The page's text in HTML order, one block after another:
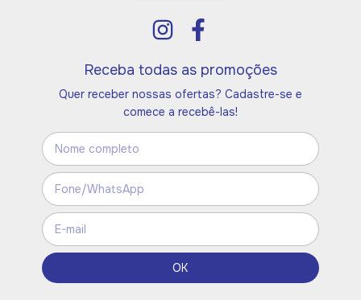
Receba todas as promoções
Quer receber nossas ofertas? Cadastre-se e
comece a recebê-las!